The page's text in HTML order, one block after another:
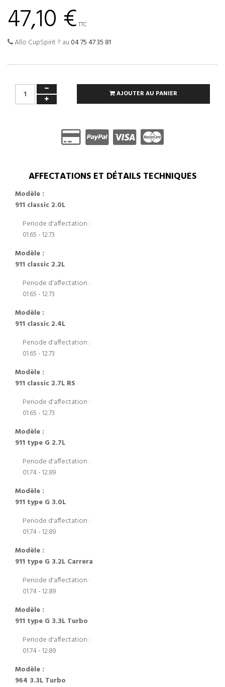
47,10 € TTC
Allo CupSpirit ? au 04 75 47 35 81
AJOUTER AU PANIER
AFFECTATIONS ET DÉTAILS TECHNIQUES
Modèle :
911 classic 2.0L
Periode d'affectation :
01.65 - 12.73
Modèle :
911 classic 2.2L
Periode d'affectation :
01.65 - 12.73
Modèle :
911 classic 2.4L
Periode d'affectation :
01.65 - 12.73
Modèle :
911 classic 2.7L RS
Periode d'affectation :
01.65 - 12.73
Modèle :
911 type G 2.7L
Periode d'affectation :
01.74 - 12.89
Modèle :
911 type G 3.0L
Periode d'affectation :
01.74 - 12.89
Modèle :
911 type G 3.2L Carrera
Periode d'affectation :
01.74 - 12.89
Modèle :
911 type G 3.3L Turbo
Periode d'affectation :
01.74 - 12.89
Modèle :
964 3.3L Turbo